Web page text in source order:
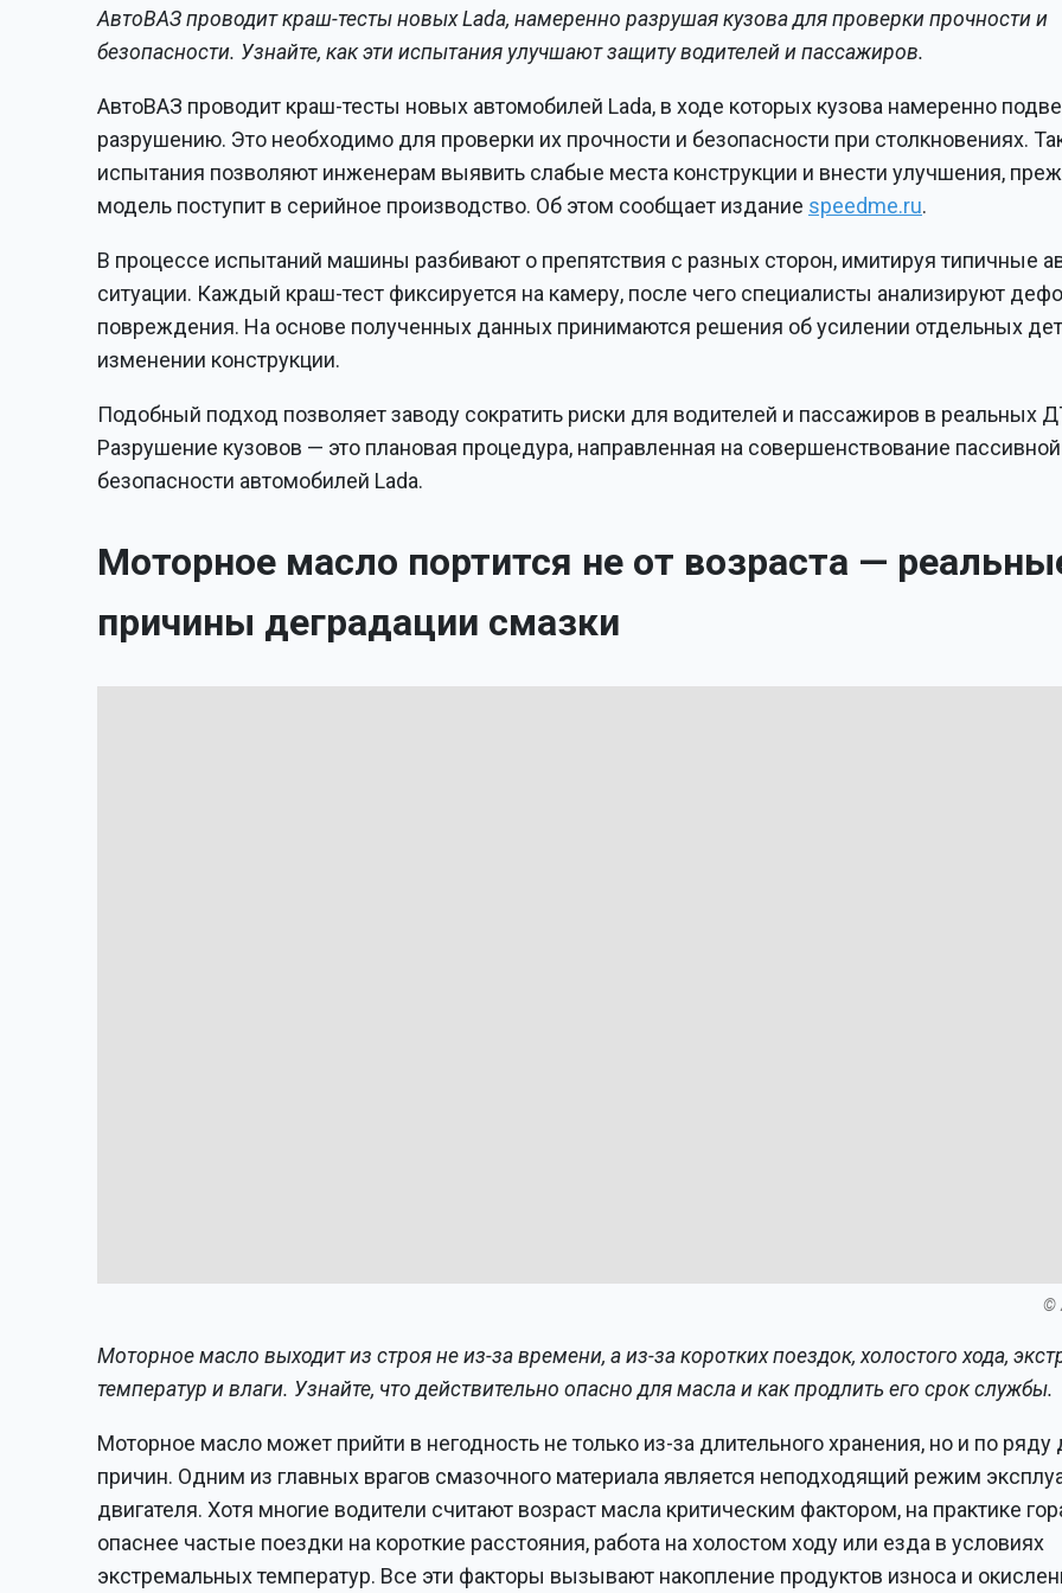
АвтоВАЗ проводит краш-тесты новых Lada, намеренно разрушая кузова для проверки прочности и
безопасности. Узнайте, как эти испытания улучшают защиту водителей и пассажиров.
АвтоВАЗ проводит краш-тесты новых автомобилей Lada, в ходе которых кузова намеренно
разрушению. Это необходимо для проверки их прочности и безопасности при столкновениях.
испытания позволяют инженерам выявить слабые места конструкции и внести улучшения,
модель поступит в серийное производство. Об этом сообщает издание speedme.ru.
В процессе испытаний машины разбивают о препятствия с разных сторон, имитируя типичные
ситуации. Каждый краш-тест фиксируется на камеру, после чего специалисты анализируют
повреждения. На основе полученных данных принимаются решения об усилении отдельных
изменении конструкции.
Подобный подход позволяет заводу сократить риски для водителей и пассажиров в реальных
Разрушение кузовов — это плановая процедура, направленная на совершенствование пассивной
безопасности автомобилей Lada.
Моторное масло портится не от возраста —
причины деградации смазки
©
Моторное масло выходит из строя не из-за времени, а из-за коротких поездок, холостого хода,
температур и влаги. Узнайте, что действительно опасно для масла и как продлить его срок службы.
Моторное масло может прийти в негодность не только из-за длительного хранения, но и по ряду
причин. Одним из главных врагов смазочного материала является неподходящий режим
двигателя. Хотя многие водители считают возраст масла критическим фактором, на практике
опаснее частые поездки на короткие расстояния, работа на холостом ходу или езда в условиях
экстремальных температур. Все эти факторы вызывают накопление продуктов износа и